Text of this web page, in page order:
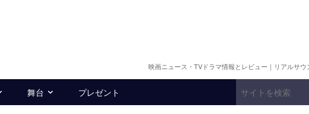
映画ニュース・TVドラマ情報とレビュー｜リアルサウ
舞台 プレゼント